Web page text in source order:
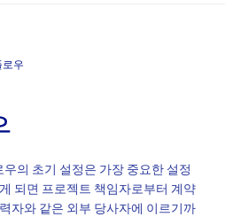
로우
우의 초기 설정은 가장 중요한 설정
되면 프로젝트 책임자로부터 계약
자와 같은 외부 당사자에 이르기까